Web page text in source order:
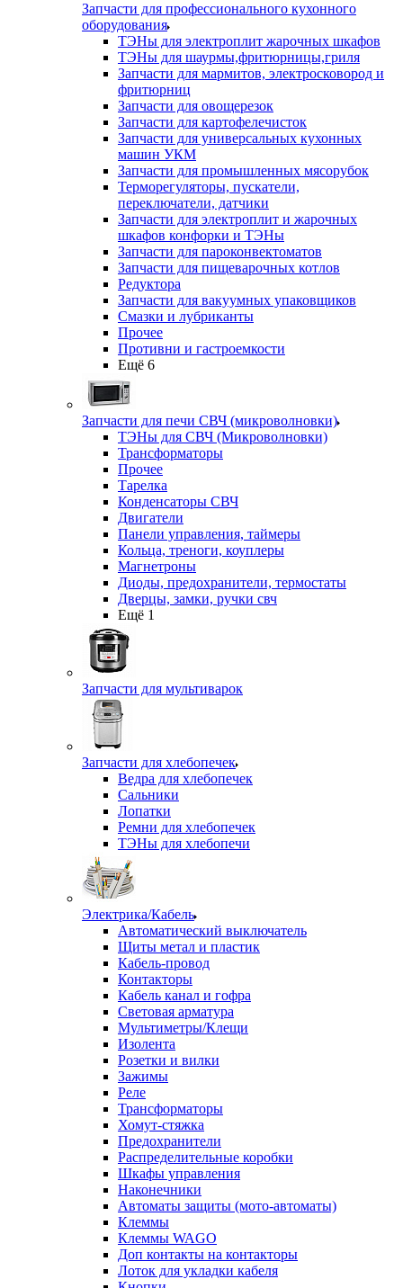
Запчасти для профессионального кухонного
оборудования
ТЭНы для электроплит жарочных шкафов
ТЭНы для шаурмы,фритюрницы,гриля
Запчасти для мармитов, электросковород и
фритюрниц
Запчасти для овощерезок
Запчасти для картофелечисток
Запчасти для универсальных кухонных
машин УКМ
Запчасти для промышленных мясорубок
Терморегуляторы, пускатели,
переключатели, датчики
Запчасти для электроплит и жарочных
шкафов конфорки и ТЭНы
Запчасти для пароконвектоматов
Запчасти для пищеварочных котлов
Редуктора
Запчасти для вакуумных упаковщиков
Смазки и лубриканты
Прочее
Противни и гастроемкости
Ещё 6
Запчасти для печи СВЧ (микроволновки)
ТЭНы для СВЧ (Микроволновки)
Трансформаторы
Прочее
Тарелка
Конденсаторы СВЧ
Двигатели
Панели управления, таймеры
Кольца, треноги, коуплеры
Магнетроны
Диоды, предохранители, термостаты
Дверцы, замки, ручки свч
Ещё 1
Запчасти для мультиварок
Запчасти для хлебопечек
Ведра для хлебопечек
Сальники
Лопатки
Ремни для хлебопечек
ТЭНы для хлебопечи
Электрика/Кабель
Автоматический выключатель
Щиты метал и пластик
Кабель-провод
Контакторы
Кабель канал и гофра
Световая арматура
Мультиметры/Клещи
Изолента
Розетки и вилки
Зажимы
Реле
Трансформаторы
Хомут-стяжка
Предохранители
Распределительные коробки
Шкафы управления
Наконечники
Автоматы защиты (мото-автоматы)
Клеммы
Клеммы WAGO
Доп контакты на контакторы
Лоток для укладки кабеля